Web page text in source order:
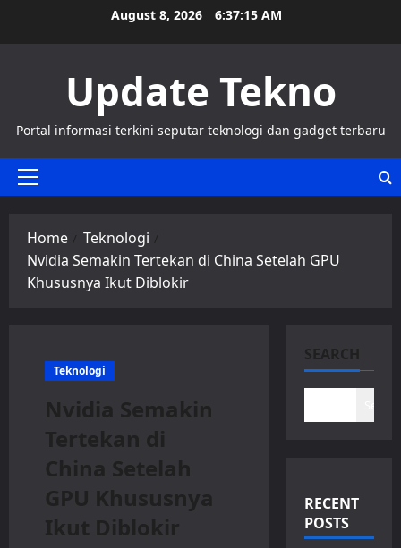
August 8, 2026 6:37:16 AM
Update Tekno
Portal informasi terkini seputar teknologi dan gadget terbaru
Primary
Home
Teknologi
Nvidia Semakin Tertekan di China Setelah GPU
Khususnya Ikut Diblokir
Teknologi
Nvidia Semakin
Tertekan di
China Setelah
GPU Khususnya
Ikut Diblokir
SEARCH
RECENT
POSTS